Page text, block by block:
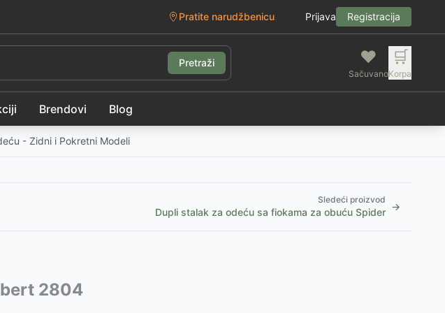
Pratite narudžbenicu Prijava Registracija
Pretraži ❤️
Sačuvano
🛒
Korpa
Brendovi Blog
- Zidni i Pokretni Modeli
Sledeći proizvod
Dupli stalak za odeću sa fiokama za obuću Spider →
2804